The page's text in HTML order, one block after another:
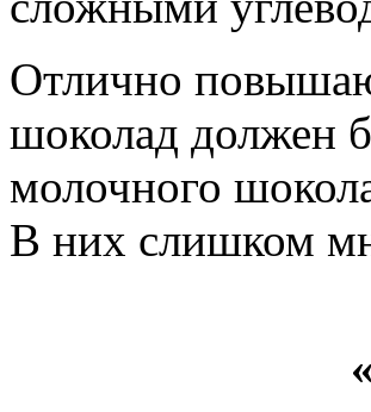
Отлично
шоколад должен
молочного
В них слишком